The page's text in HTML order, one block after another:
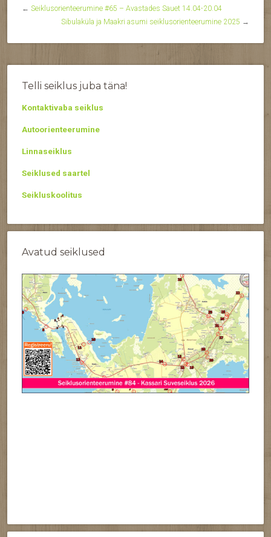
← Seiklusorienteerumine #65 – Avastades Sauet 14.04-20.04
Sibulaküla ja Maakri asumi seiklusorienteerumine 2025 →
Telli seiklus juba täna!
Kontaktivaba seiklus
Autoorienteerumine
Linnaseiklus
Seiklused saartel
Seikluskoolitus
Avatud seiklused